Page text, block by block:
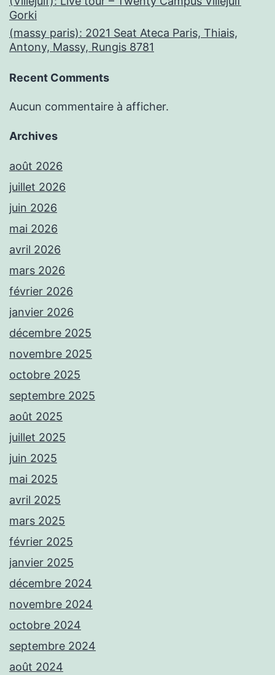
Gorki
(massy paris): 2021 Seat Ateca Paris, Thiais,
Antony, Massy, Rungis 8781
Recent Comments
Aucun commentaire à afficher.
Archives
août 2026
juillet 2026
juin 2026
mai 2026
avril 2026
mars 2026
février 2026
janvier 2026
décembre 2025
novembre 2025
octobre 2025
septembre 2025
août 2025
juillet 2025
juin 2025
mai 2025
avril 2025
mars 2025
février 2025
janvier 2025
décembre 2024
novembre 2024
octobre 2024
septembre 2024
août 2024